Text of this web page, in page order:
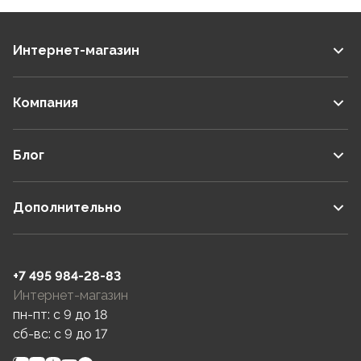
Интернет-магазин
Компания
Блог
Дополнительно
+7 495 984-28-83
Интернет-магазин
пн-пт: c 9 до 18
сб-вс: c 9 до 17